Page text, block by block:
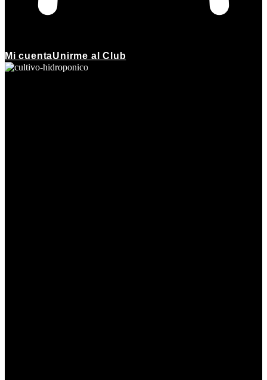
Mi cuentaUnirme al Club